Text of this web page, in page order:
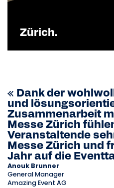
Zürich.
« Dank der
und
Zusammenarbeit
Messe Zürich
Veranstaltende
Messe Zürich und
Jahr auf die
Anouk Brunner
General Manager
Amazing Event AG